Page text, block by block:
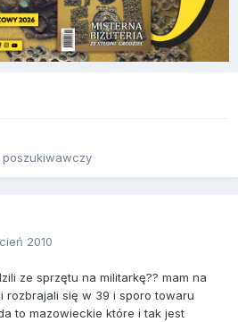
poszukiwawczy
2010
ze sprzętu na militarkę?? mam na
rozbrajali się w 39 i sporo towaru
to mazowieckie które i tak jest